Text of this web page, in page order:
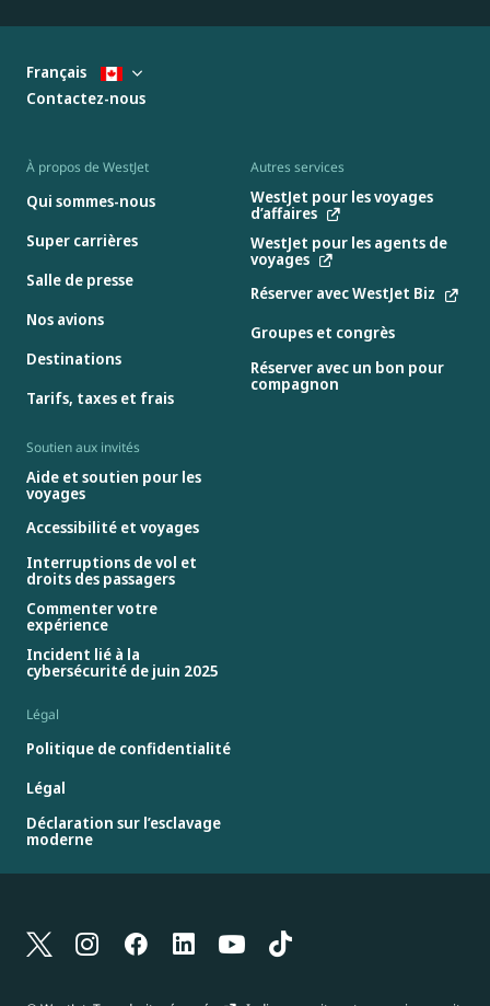
À propos de WestJet
Qui sommes-nous
Super carrières
Salle de presse
Nos avions
Destinations
Tarifs, taxes et frais
Autres services
WestJet pour les voyages
d’affaires
WestJet pour les agents de
voyages
Réserver avec WestJet Biz
Groupes et congrès
Réserver avec un bon pour
compagnon
Soutien aux invités
Aide et soutien pour les
voyages
Accessibilité et voyages
Interruptions de vol et
droits des passagers
Commenter votre
expérience
Incident lié à la
cybersécurité de juin 2025
Légal
Politique de confidentialité
Légal
Déclaration sur l’esclavage
moderne
Français
Contactez-nous